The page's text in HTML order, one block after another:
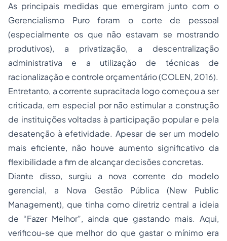
As principais medidas que emergiram junto com o
Gerencialismo Puro foram o corte de pessoal
(especialmente os que não estavam se mostrando
produtivos), a privatização, a descentralização
administrativa e a utilização de técnicas de
racionalização e controle orçamentário (COLEN, 2016).
Entretanto, a corrente supracitada logo começou a ser
criticada, em especial por não estimular a construção
de instituições voltadas à participação popular e pela
desatenção à efetividade. Apesar de ser um modelo
mais eficiente, não houve aumento significativo da
flexibilidade a fim de alcançar decisões concretas.
Diante disso, surgiu a nova corrente do modelo
gerencial, a Nova Gestão Pública (New Public
Management), que tinha como diretriz central a ideia
de “Fazer Melhor”, ainda que gastando mais. Aqui,
verificou-se que melhor do que gastar o mínimo era